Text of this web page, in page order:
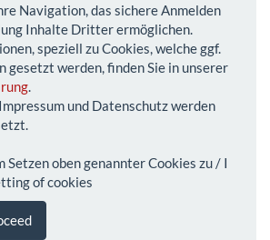
Navigation, das sichere Anmelden
Inhalte Dritter ermöglichen.
speziell zu Cookies, welche ggf.
werden, finden Sie in unserer
.
und Datenschutz werden
Setzen oben genannter Cookies zu / I
of cookies